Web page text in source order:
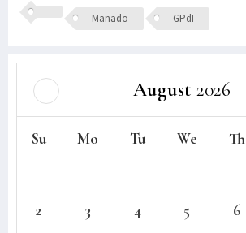
Manado GPdI
August 2026
Su Mo Tu We Th
2
3 4 5 6